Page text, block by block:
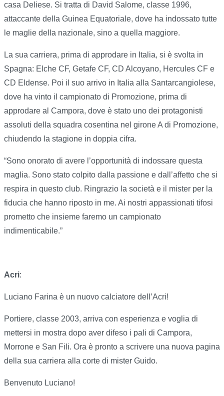
casa Deliese. Si tratta di David Salome, classe 1996,
attaccante della Guinea Equatoriale, dove ha indossato tutte
le maglie della nazionale, sino a quella maggiore.
La sua carriera, prima di approdare in Italia, si è svolta in
Spagna: Elche CF, Getafe CF, CD Alcoyano, Hercules CF e
CD Eldense. Poi il suo arrivo in Italia alla Santarcangiolese,
dove ha vinto il campionato di Promozione, prima di
approdare al Campora, dove è stato uno dei protagonisti
assoluti della squadra cosentina nel girone A di Promozione,
chiudendo la stagione in doppia cifra.
“Sono onorato di avere l’opportunità di indossare questa
maglia. Sono stato colpito dalla passione e dall’affetto che si
respira in questo club. Ringrazio la società e il mister per la
fiducia che hanno riposto in me. Ai nostri appassionati tifosi
prometto che insieme faremo un campionato
indimenticabile.”
Acri:
Luciano Farina è un nuovo calciatore dell’Acri!
Portiere, classe 2003, arriva con esperienza e voglia di
mettersi in mostra dopo aver difeso i pali di Campora,
Morrone e San Fili. Ora è pronto a scrivere una nuova pagina
della sua carriera alla corte di mister Guido.
Benvenuto Luciano!